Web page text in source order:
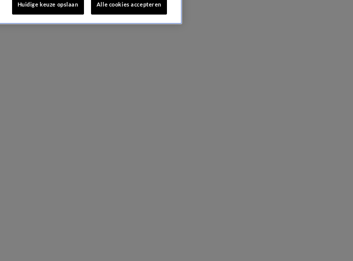
Huidige keuze opslaan Alle cookies accepteren